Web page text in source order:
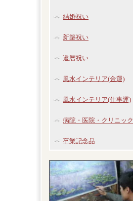
結婚祝い
新築祝い
還暦祝い
風水インテリア(金運)
風水インテリア(仕事運)
病院・医院・クリニック
卒業記念品